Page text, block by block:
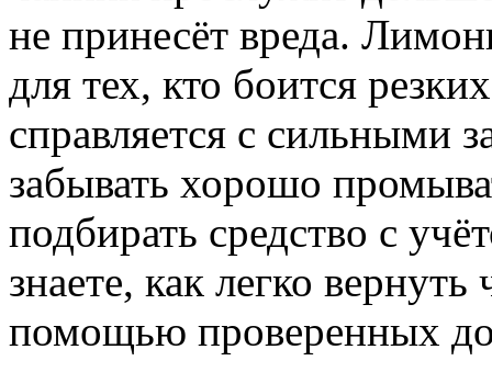
не принесёт вреда.
для тех, кто боится
справляется с сильными
забывать хорошо
подбирать средство с
знаете, как легко
помощью проверенных